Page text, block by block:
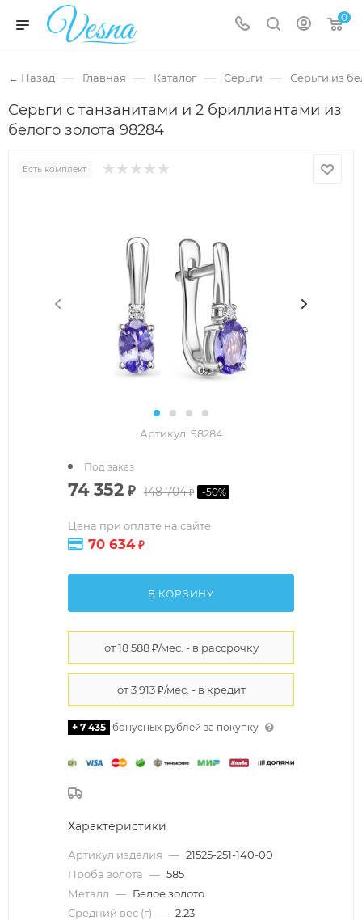
0
← Назад — Главная — Каталог — Серьги — Серьги из
Серьги с танзанитами и 2 бриллиантами из
белого золота 98284
Есть комплект
Артикул: 98284
74 352 ₽ 148 704₽ -50%
Цена при оплате на сайте
70 634₽
Под заказ
В КОРЗИНУ
+ 7 435 бонусных рублей за покупку
Характеристики
Артикул изделия — 21525-251-140-00
Проба золота — 585
Металл — Белое золото
Средний вес (г) — 2.23